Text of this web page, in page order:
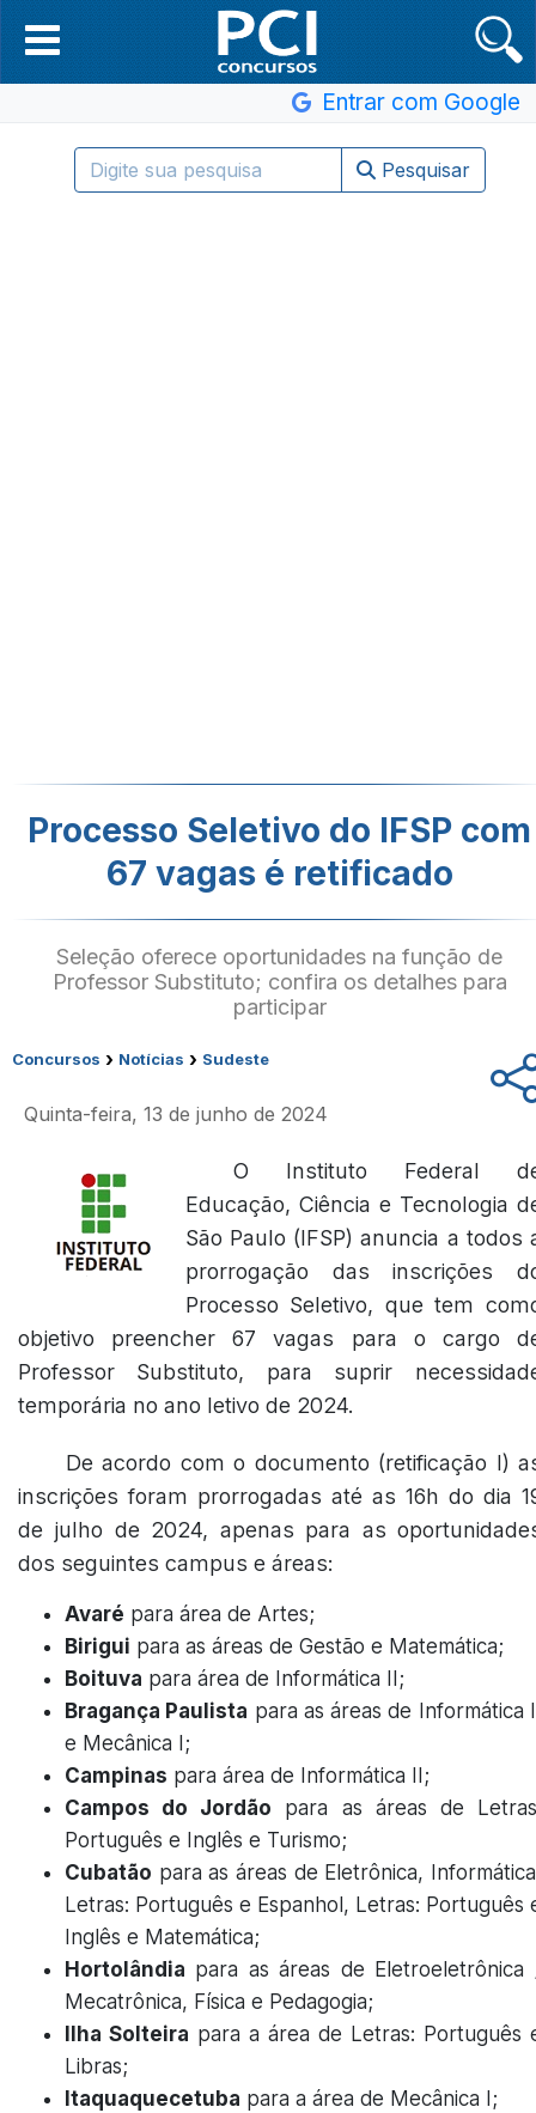
Entrar com Google
Pesquisar
Processo Seletivo do IFSP com
67 vagas é retificado
Seleção oferece oportunidades na função de
Professor Substituto; confira os detalhes para
participar
Concursos › Notícias › Sudeste
Quinta-feira, 13 de junho de 2024
O Instituto Federal
Educação, Ciência e Tecnologia
São Paulo (IFSP) anuncia a todos
prorrogação das inscrições
Processo Seletivo, que tem
objetivo preencher 67 vagas para o cargo
Professor Substituto, para suprir
temporária no ano letivo de 2024.
De acordo com o documento (retificação I)
inscrições foram prorrogadas até as 16h do dia
de julho de 2024, apenas para as
dos seguintes campus e áreas:
Avaré para área de Artes;
Birigui para as áreas de Gestão e Matemática;
Boituva para área de Informática II;
Bragança Paulista para as áreas de Informática
e Mecânica I;
Campinas para área de Informática II;
Campos do Jordão para as áreas de
Português e Inglês e Turismo;
Cubatão para as áreas de Eletrônica,
Letras: Português e Espanhol, Letras: Português
Inglês e Matemática;
Hortolândia para as áreas de Eletroeletrônica
Mecatrônica, Física e Pedagogia;
Ilha Solteira para a área de Letras: Português
Libras;
Itaquaquecetuba para a área de Mecânica I;